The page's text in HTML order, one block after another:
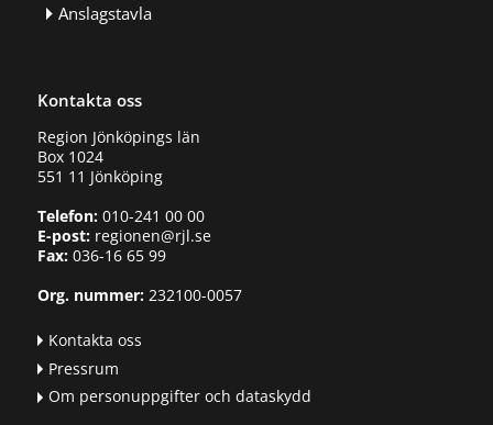
Anslagstavla
Kontakta oss
Region Jönköpings län
Box 1024
551 11 Jönköping
Telefon:010-241 00 00
E-post:regionen@rjl.se
Fax: 036-16 65 99
Org. nummer:232100-0057
Kontakta oss
Pressrum
Om personuppgifter och dataskydd